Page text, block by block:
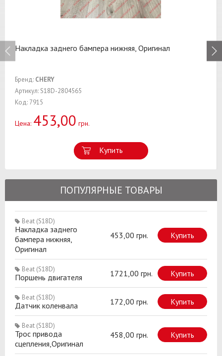
Накладка заднего бампера нижняя, Оригинал
Бренд: CHERY
Артикул: S18D-2804565
Код: 7915
Цена: 453,00 грн.
Купить
ПОПУЛЯРНЫЕ ТОВАРЫ
Beat (S18D)
Накладка заднего
бампера нижняя,
Оригинал
453,00 грн. Купить
Beat (S18D)
Поршень двигателя 1721,00 грн. Купить
Beat (S18D)
Датчик коленвала 172,00 грн. Купить
Beat (S18D)
Трос привода
сцепления,Оригинал
458,00 грн. Купить